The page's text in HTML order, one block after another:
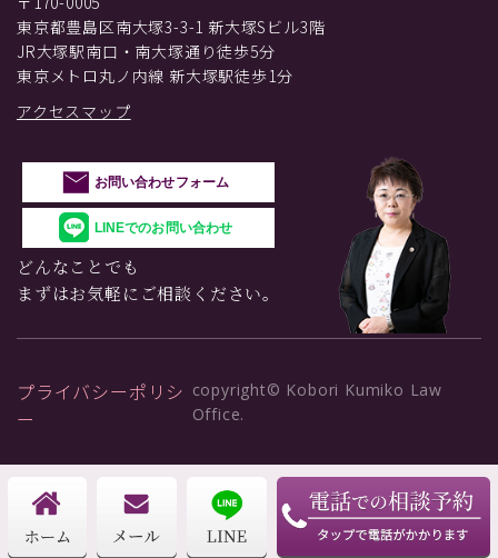
東京都豊島区南大塚3-3-1 新大塚Sビル3階
JR大塚駅南口・南大塚通り徒歩5分
東京メトロ丸ノ内線 新大塚駅徒歩1分
アクセスマップ
お問い合わせフォーム
LINEでのお問い合わせ
どんなことでも
まずはお気軽にご相談ください。
プライバシーポリシ
ー
copyright© Kobori Kumiko Law
Office.